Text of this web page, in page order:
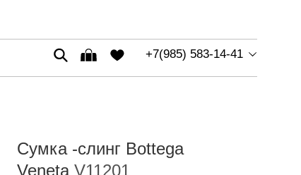
+7(985) 583-14-41
Сумка -слинг Bottega
Veneta V11201